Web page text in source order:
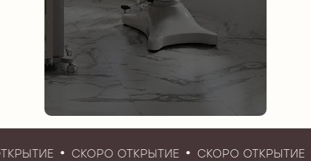
СКОРО ОТКРЫТИЕ СКОРО ОТКРЫТИЕ